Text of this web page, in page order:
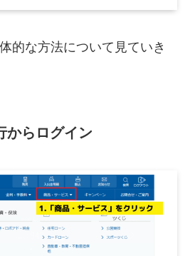
的な方法について見ていき
からログイン